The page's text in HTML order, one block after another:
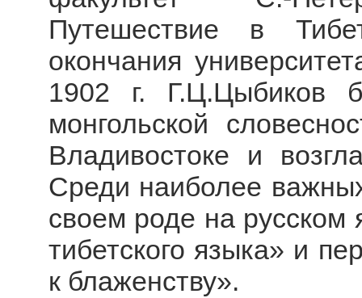
Путешествие в
окончания
1902 г. Г.Ц.Цыбиков
монгольской
Владивостоке и
Среди наиболее
своем роде на русском
тибетского языка» и
к блаженству».